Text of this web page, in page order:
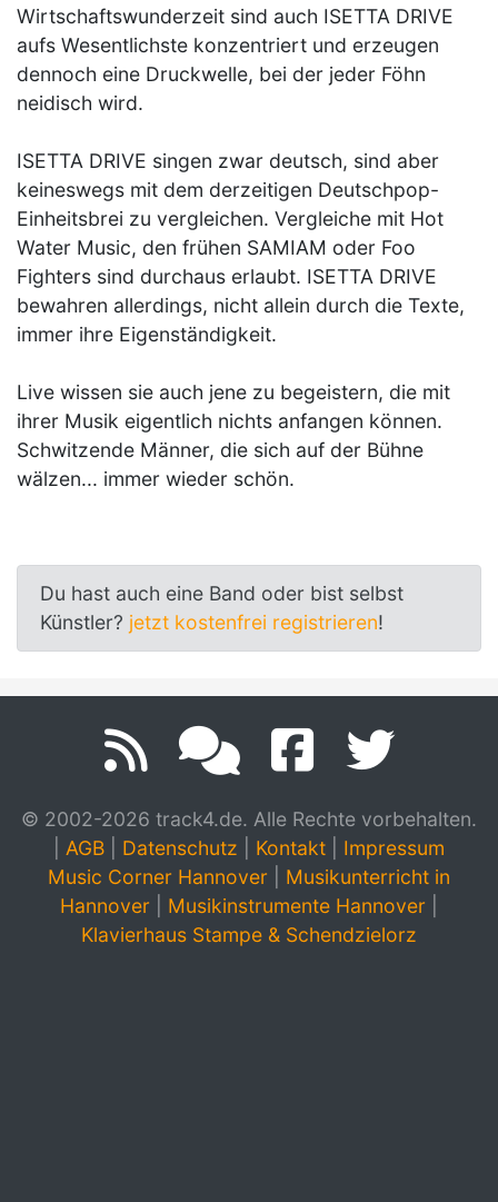
Wirtschaftswunderzeit sind auch ISETTA DRIVE
aufs Wesentlichste konzentriert und erzeugen
dennoch eine Druckwelle, bei der jeder Föhn
neidisch wird.
ISETTA DRIVE singen zwar deutsch, sind aber
keineswegs mit dem derzeitigen Deutschpop-
Einheitsbrei zu vergleichen. Vergleiche mit Hot
Water Music, den frühen SAMIAM oder Foo
Fighters sind durchaus erlaubt. ISETTA DRIVE
bewahren allerdings, nicht allein durch die Texte,
immer ihre Eigenständigkeit.
Live wissen sie auch jene zu begeistern, die mit
ihrer Musik eigentlich nichts anfangen können.
Schwitzende Männer, die sich auf der Bühne
wälzen... immer wieder schön.
Du hast auch eine Band oder bist selbst
Künstler? jetzt kostenfrei registrieren!
© 2002-2026 track4.de. Alle Rechte vorbehalten.
AGB Datenschutz Kontakt
Impressum
Music Corner Hannover
Musikunterricht in
Hannover
Musikinstrumente Hannover
Klavierhaus Stampe & Schendzielorz